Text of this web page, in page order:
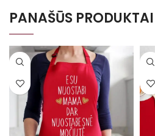
PANAŠŪS PRODUKTAI